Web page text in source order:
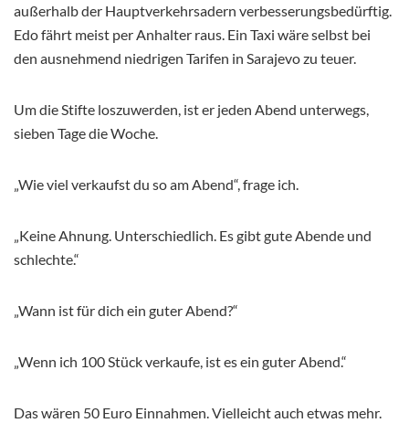
außerhalb der Hauptverkehrsadern verbesserungsbedürftig.
Edo fährt meist per Anhalter raus. Ein Taxi wäre selbst bei
den ausnehmend niedrigen Tarifen in Sarajevo zu teuer.
Um die Stifte loszuwerden, ist er jeden Abend unterwegs,
sieben Tage die Woche.
„Wie viel verkaufst du so am Abend“, frage ich.
„Keine Ahnung. Unterschiedlich. Es gibt gute Abende und
schlechte.“
„Wann ist für dich ein guter Abend?“
„Wenn ich 100 Stück verkaufe, ist es ein guter Abend.“
Das wären 50 Euro Einnahmen. Vielleicht auch etwas mehr.